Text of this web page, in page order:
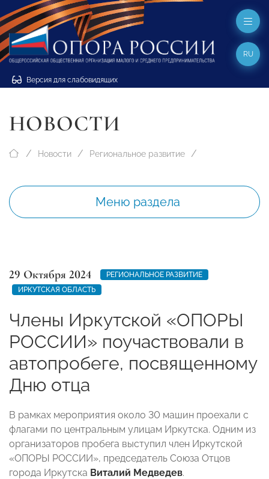
Версия для слабовидящих
RU
НОВОСТИ
Новости Региональное развитие
Меню раздела
29 Октября 2024
РЕГИОНАЛЬНОЕ РАЗВИТИЕ
ИРКУТСКАЯ ОБЛАСТЬ
Члены Иркутской «ОПОРЫ
РОССИИ» поучаствовали в
автопробеге, посвященному
Дню отца
В рамках мероприятия около 30 машин проехали с
флагами по центральным улицам Иркутска. Одним из
организаторов пробега выступил член Иркутской
«ОПОРЫ РОССИИ», председатель Союза Отцов
города Иркутска Виталий Медведев.